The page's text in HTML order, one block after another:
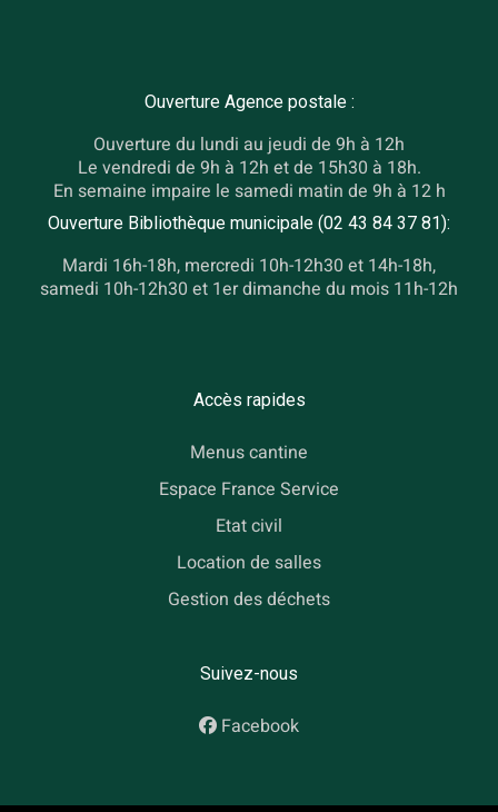
Ouverture Agence postale :
Ouverture du lundi au jeudi de 9h à 12h
Le vendredi de 9h à 12h et de 15h30 à 18h.
En semaine impaire le samedi matin de 9h à 12 h
Ouverture Bibliothèque municipale (02 43 84 37 81):
Mardi 16h-18h, mercredi 10h-12h30 et 14h-18h,
samedi 10h-12h30 et 1er dimanche du mois 11h-12h
Accès rapides
Menus cantine
Espace France Service
Etat civil
Location de salles
Gestion des déchets
Suivez-nous
Facebook